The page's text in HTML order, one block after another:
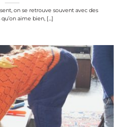
on se retrouve souvent avec des
aime bien, [...]